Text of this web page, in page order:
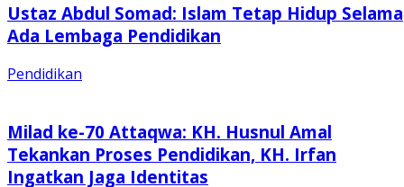
Ustaz Abdul Somad: Islam Tetap Hidup Selama
Ada Lembaga Pendidikan
Pendidikan
Milad ke-70 Attaqwa: KH. Husnul Amal
Tekankan Proses Pendidikan, KH. Irfan
Ingatkan Jaga Identitas